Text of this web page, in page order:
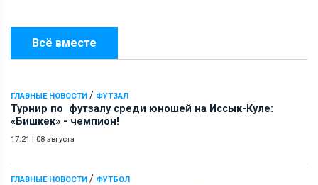
Всё вместе
ГЛАВНЫЕ НОВОСТИ / ФУТЗАЛ
Турнир по футзалу среди юношей на Иссык-Куле:
«Бишкек» - чемпион!
17:21 | 08 августа
ГЛАВНЫЕ НОВОСТИ / ФУТБОЛ